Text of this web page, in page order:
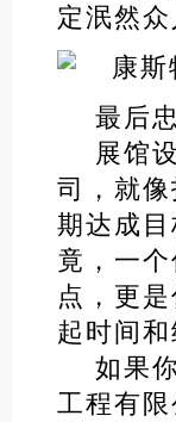
定泯然众
最后忠
展馆设
司，就
期达成
竟，一
点，更
起时间和
如果你
工程有